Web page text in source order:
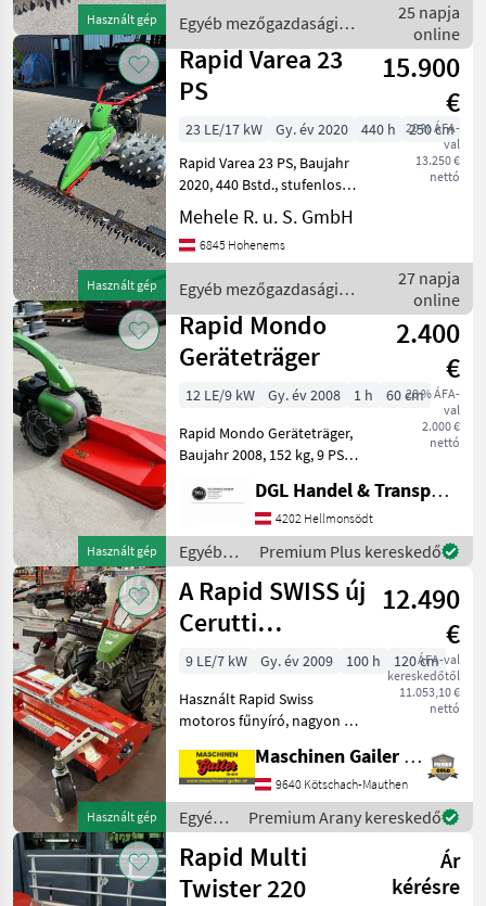
Használt gép
Stachelwalzen 4-Reihig,
Mähbalken 2, 20m Freis
Egyéb mezőgazdasági
erőgépek / Rapid
25 napja
online
Használt gép
Rapid Varea 23
PS
15.900
€
20 % ÁFA-
val
13.250 €
nettó
23 LE/17 kW Gy. év 2020 440 h
250 cm
Rapid Varea 23 PS, Baujahr
2020, 440 Bstd., stufenloser
Fahrantrieb, Holm- und
Einzelhebellenkung,
externer Ansaugkanal,
Messerantrieb,
Messerbalken
Mehele R. u. S. GmbH
6845 Hohenems
Egyéb mezőgazdasági
erőgépek / Rapid
27 napja
online
Használt gép
Rapid Mondo
Geräteträger
2.400
€
20 % ÁFA-
val
2.000 €
nettó
12 LE/9 kW Gy. év 2008 1 h
60 cm
Rapid Mondo Geräteträger,
Baujahr 2008, 152 kg, 9 PS,
neuwertig, inkl.
Schneefräße, inkl.
Schneepflug, inkl.
Schneeketten,
Scheinwerfer,
DGL Handel & Transporte
4202 Hellmonsödt
Egyéb
mezőgazdasági
erőgépek
/ Rapid
Premium Plus kereskedő
Használt gép
A Rapid SWISS új
Cerutti
aprítógéppel
12.490
€
ÁFA-val
kereskedőtől
11.053,10 €
nettó
9 LE/7 kW Gy. év 2009 100 h
120 cm
Használt Rapid Swiss
motoros fűnyíró, nagyon jó
felszereltséggel: * 9 PS-os
Robin EX27 motor,
egyhengeres benzinmotor *
hidrosztatikus hajtás
Maschinen Gailer GmbH
9640 Kötschach-Mauthen
Egyéb
mezőgazdasági
erőgépek
/ Rapid
Premium Arany kereskedő
Rapid Multi
Twister 220
Ár
kérésre